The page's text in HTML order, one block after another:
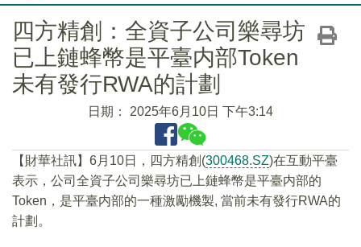
四方精創：全資子公司樂尋坊
已上鏈蜂幣是平臺内部Token
未有發行RWA的計劃
日期： 2025年6月10日 下午3:14
【財華社訊】6月10日，四方精創(300468.SZ)在互動平臺
表示，公司全資子公司樂尋坊已上鏈蜂幣是平臺内部的
Token，是平臺内部的一種激勵機製, 當前未有發行RWA的
計劃。